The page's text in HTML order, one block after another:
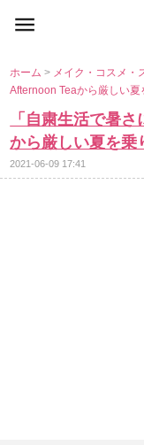
ホーム> メイク・コスメ・
Afternoon Teaから厳しい
「自粛生活で暑
から厳しい夏を乗
2021-06-09 17:41